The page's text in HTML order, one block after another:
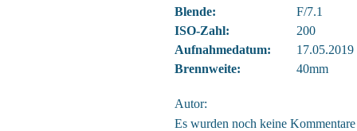
Blende:
F/7.1
ISO-Zahl:
200
Aufnahmedatum:
Brennweite:
40mm
Autor:
Es wurden noch keine Kommentare